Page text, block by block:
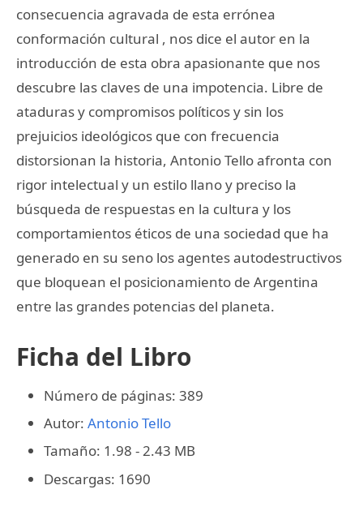
consecuencia agravada de esta errónea
conformación cultural , nos dice el autor en la
introducción de esta obra apasionante que nos
descubre las claves de una impotencia. Libre de
ataduras y compromisos políticos y sin los
prejuicios ideológicos que con frecuencia
distorsionan la historia, Antonio Tello afronta con
rigor intelectual y un estilo llano y preciso la
búsqueda de respuestas en la cultura y los
comportamientos éticos de una sociedad que ha
generado en su seno los agentes autodestructivos
que bloquean el posicionamiento de Argentina
entre las grandes potencias del planeta.
Ficha del Libro
Número de páginas: 389
Autor: Antonio Tello
Tamaño: 1.98 - 2.43 MB
Descargas: 1690